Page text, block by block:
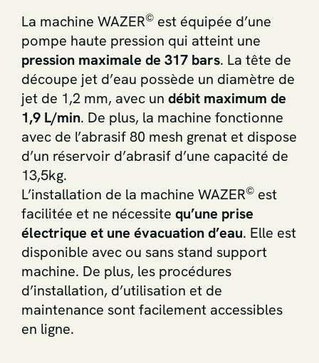
La machine WAZER© est équipée d’une
pompe haute pression qui atteint une
pression maximale de 317 bars. La tête de
découpe jet d’eau possède un diamètre de
jet de 1,2 mm, avec un débit maximum de
1,9 L/min. De plus, la machine fonctionne
avec de l’abrasif 80 mesh grenat et dispose
d’un réservoir d’abrasif d’une capacité de
13,5kg.
L’installation de la machine WAZER© est
facilitée et ne nécessite qu’une prise
électrique et une évacuation d’eau. Elle est
disponible avec ou sans stand support
machine. De plus, les procédures
d’installation, d’utilisation et de
maintenance sont facilement accessibles
en ligne.